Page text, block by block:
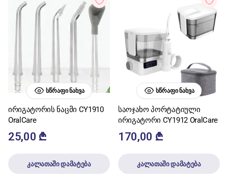
ᲡᲬᲠᲐᲤᲘ ᲜᲐᲮᲕᲐ
ირიგატორის ნაცმი CY1910
OralCare
25,00 ₾
კალათაში დამატება
ᲡᲬᲠᲐᲤᲘ ᲜᲐᲮᲕᲐ
საოჯახო პორტატიული
ირიგატორი CY1912 OralCare
170,00 ₾
კალათაში დამატება